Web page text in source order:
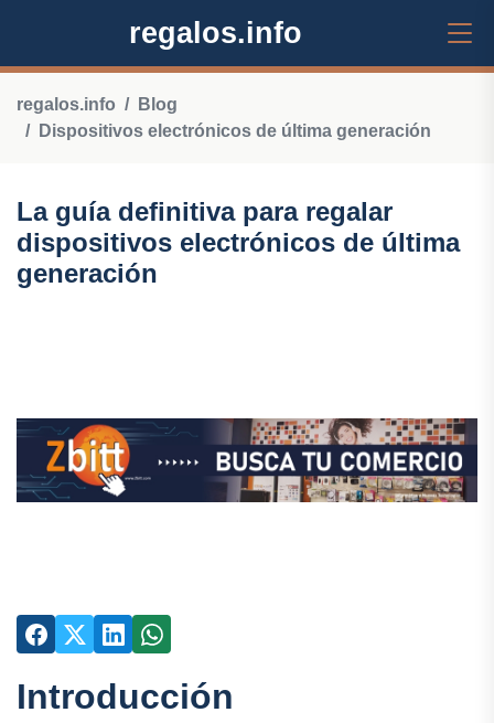
regalos.info
regalos.info
Blog
Dispositivos electrónicos de última generación
La guía definitiva para regalar
dispositivos electrónicos de última
generación
Introducción